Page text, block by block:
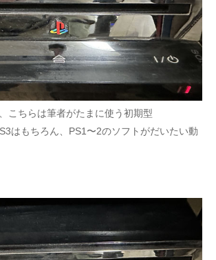
こちらは筆者がたまに使う初期型
はもちろん、PS1〜2のソフトがだいたい動